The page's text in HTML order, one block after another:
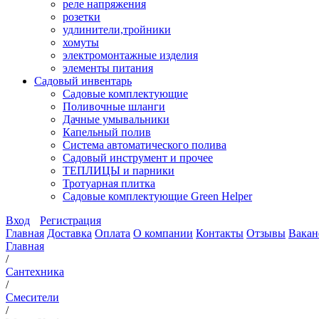
реле напряжения
розетки
удлинители,тройники
хомуты
электромонтажные изделия
элементы питания
Садовый инвентарь
Садовые комплектующие
Поливочные шланги
Дачные умывальники
Капельный полив
Система автоматического полива
Садовый инструмент и прочее
ТЕПЛИЦЫ и парники
Тротуарная плитка
Садовые комплектующие Green Helper
Вход
Регистрация
Главная Доставка Оплата О компании Контакты Отзывы
Главная
/
Сантехника
/
Смесители
/